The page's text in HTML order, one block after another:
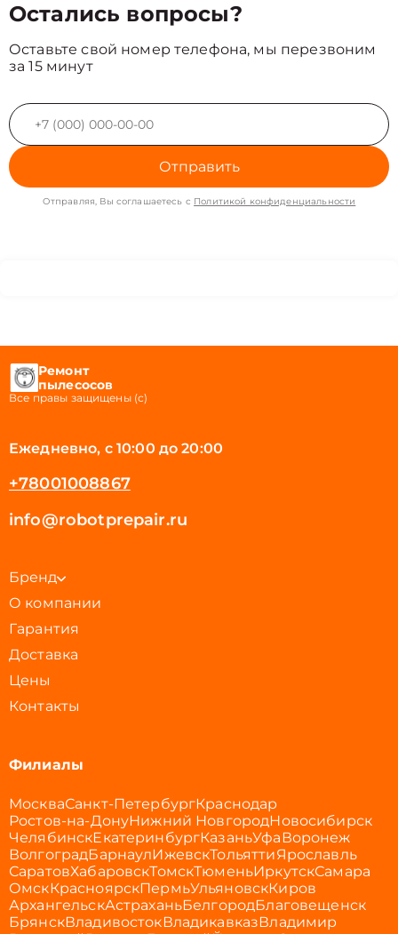
Остались вопросы?
Оставьте свой номер телефона, мы перезвоним
за 15 минут
Отправить
Отправляя, Вы соглашаетесь с Политикой конфиденциальности
Ремонт
пылесосов
Все правы защищены (с)
Ежедневно, с 10:00 до 20:00
+78001008867
info@robotprepair.ru
Бренд
О компании
Гарантия
Доставка
Цены
Контакты
Филиалы
МоскваСанкт-ПетербургКраснодар
Ростов-на-ДонуНижний НовгородНовосибирск
ЧелябинскЕкатеринбургКазаньУфаВоронеж
ВолгоградБарнаулИжевскТольяттиЯрославль
СаратовХабаровскТомскТюменьИркутскСамара
ОмскКрасноярскПермьУльяновскКиров
АрхангельскАстраханьБелгородБлаговещенск
БрянскВладивостокВладикавказВладимир